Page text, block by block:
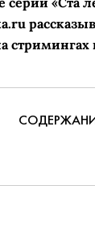
стримингах